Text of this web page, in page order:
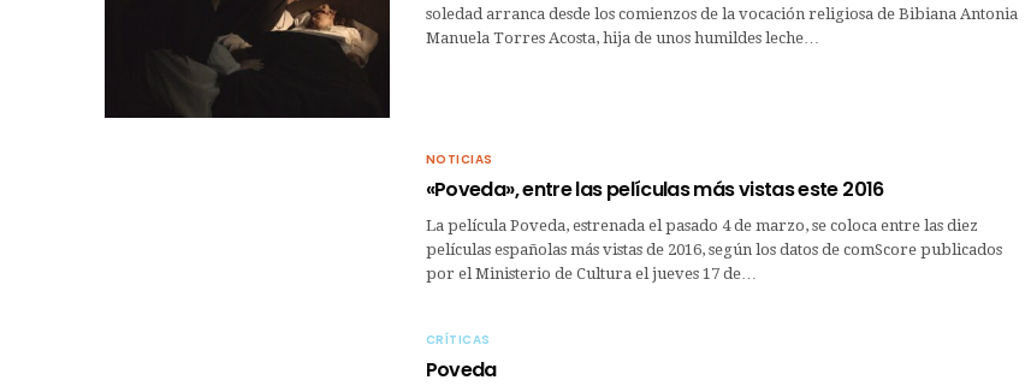
soledad arranca desde los comienzos de la vocación religiosa de Bibiana Antonia
Manuela Torres Acosta, hija de unos humildes leche…
NOTICIAS
«Poveda», entre las películas más vistas este 2016
La película Poveda, estrenada el pasado 4 de marzo, se coloca entre las diez
películas españolas más vistas de 2016, según los datos de comScore publicados
por el Ministerio de Cultura el jueves 17 de…
CRÍTICAS
Poveda